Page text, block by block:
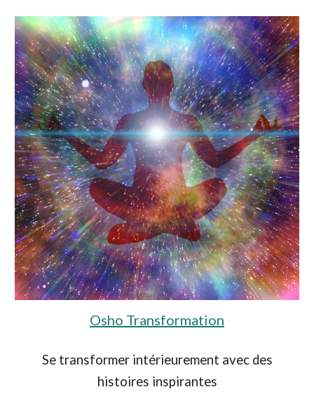
Osho Transformation
Se transformer intérieurement avec des
histoires inspirantes